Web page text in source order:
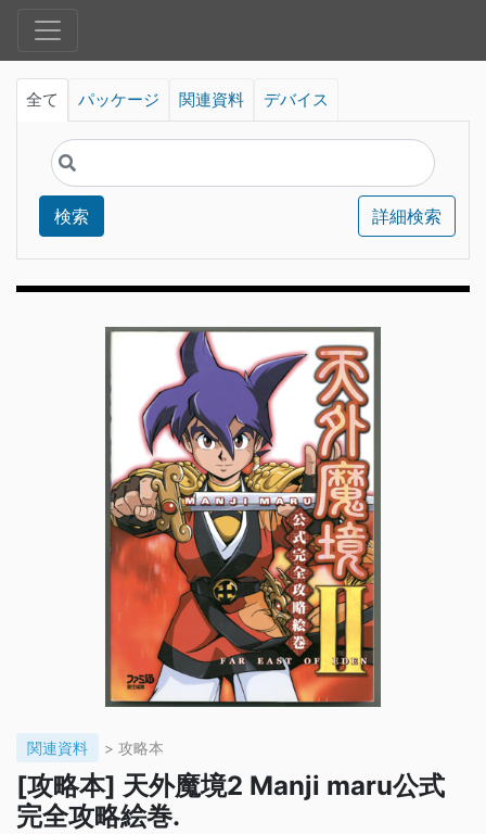
全て パッケージ 関連資料 デバイス
検索 詳細検索
関連資料 > 攻略本
[攻略本] 天外魔境2 Manji maru公式
完全攻略絵巻.